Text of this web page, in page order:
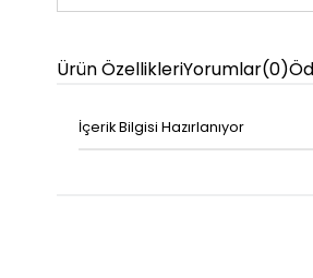
Ürün ÖzellikleriYorumlar(0)
İçerik Bilgisi Hazırlanıyor